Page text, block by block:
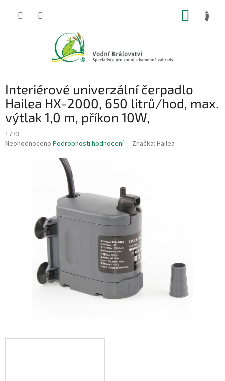
Interiérové univerzální čerpadlo
Hailea HX-2000, 650 litrů/hod, max.
výtlak 1,0 m, příkon 10W,
1773
Průměrné
Neohodnoceno Podrobnosti hodnocení Značka: Hailea